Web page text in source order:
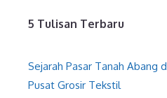
5 Tulisan Terbaru
Sejarah Pasar Tanah Abang
Pusat Grosir Tekstil